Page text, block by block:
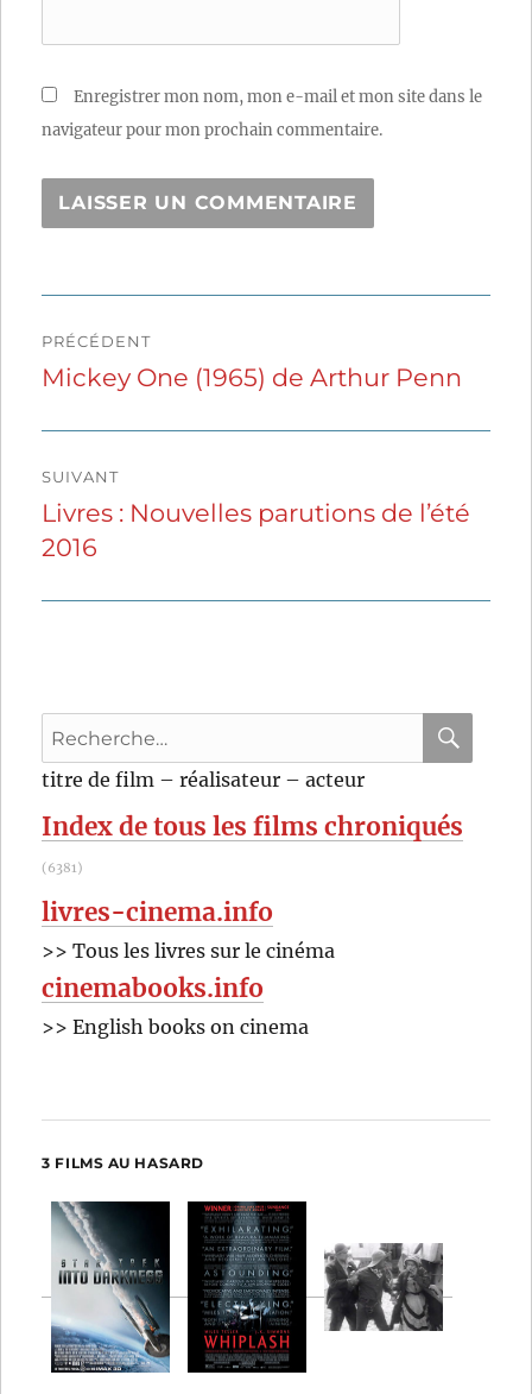
Enregistrer mon nom, mon e-mail et mon site dans le
navigateur pour mon prochain commentaire.
de
PRÉCÉDENT
Publication
Mickey One (1965) de Arthur Penn
SUIVANT
Publication
suivante :
Livres : Nouvelles parutions de l’été
2016
Recherche
pour
:
titre de film – réalisateur – acteur
Index de tous les films chroniqués
(6381)
livres-cinema.info
>> Tous les livres sur le cinéma
cinemabooks.info
>> English books on cinema
3 FILMS AU HASARD